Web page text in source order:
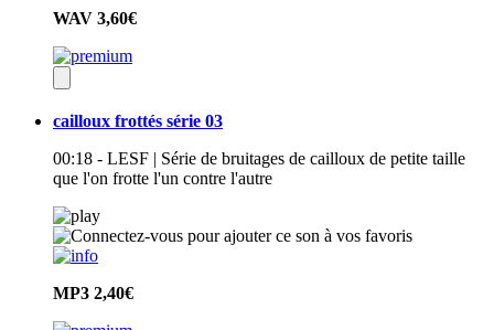
WAV 3,60€
cailloux frottés série 03
00:18 - LESF | Série de bruitages de cailloux de petite taille
que l'on frotte l'un contre l'autre
MP3 2,40€